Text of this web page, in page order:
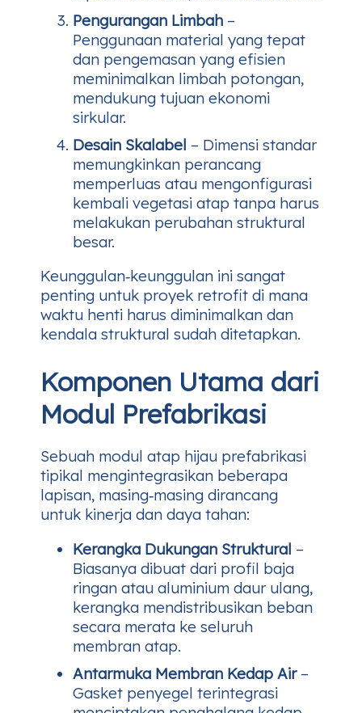
Pengurangan Limbah –
Penggunaan material yang tepat
dan pengemasan yang efisien
meminimalkan limbah potongan,
mendukung tujuan ekonomi
sirkular.
Desain Skalabel – Dimensi standar
memungkinkan perancang
memperluas atau mengonfigurasi
kembali vegetasi atap tanpa harus
melakukan perubahan struktural
besar.
Keunggulan‑keunggulan ini sangat
penting untuk proyek retrofit di mana
waktu henti harus diminimalkan dan
kendala struktural sudah ditetapkan.
Komponen Utama dari
Modul Prefabrikasi
Sebuah modul atap hijau prefabrikasi
tipikal mengintegrasikan beberapa
lapisan, masing‑masing dirancang
untuk kinerja dan daya tahan:
Kerangka Dukungan Struktural –
Biasanya dibuat dari profil baja
ringan atau aluminium daur ulang,
kerangka mendistribusikan beban
secara merata ke seluruh
membran atap.
Antarmuka Membran Kedap Air–
Gasket penyegel terintegrasi